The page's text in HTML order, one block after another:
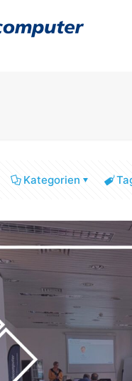
Kategorien